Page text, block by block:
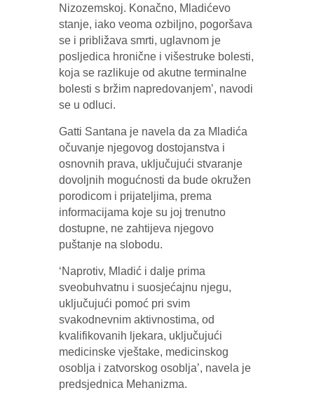
Nizozemskoj. Konačno, Mladićevo
stanje, iako veoma ozbiljno, pogoršava
se i približava smrti, uglavnom je
posljedica hronične i višestruke bolesti,
koja se razlikuje od akutne terminalne
bolesti s bržim napredovanjem’, navodi
se u odluci.
Gatti Santana je navela da za Mladića
očuvanje njegovog dostojanstva i
osnovnih prava, uključujući stvaranje
dovoljnih mogućnosti da bude okružen
porodicom i prijateljima, prema
informacijama koje su joj trenutno
dostupne, ne zahtijeva njegovo
puštanje na slobodu.
‘Naprotiv, Mladić i dalje prima
sveobuhvatnu i suosjećajnu njegu,
uključujući pomoć pri svim
svakodnevnim aktivnostima, od
kvalifikovanih ljekara, uključujući
medicinske vještake, medicinskog
osoblja i zatvorskog osoblja’, navela je
predsjednica Mehanizma.